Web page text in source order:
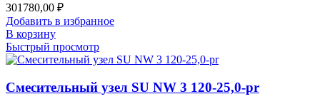
301780,00 ₽
Добавить в избранное
В корзину
Быстрый просмотр
Смесительный узел SU NW 3 120-25,0-pr